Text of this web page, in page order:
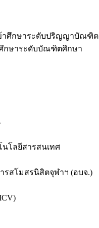
าศึกษาระดับปริญญาบัณฑิต
กษาระดับบัณฑิตศึกษา
โลยีสารสนเทศ
รสโมสรนิสิตจุฬาฯ (อบจ.)